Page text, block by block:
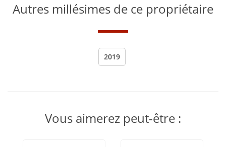
Autres millésimes de ce propriétaire
2019
Vous aimerez peut-être :